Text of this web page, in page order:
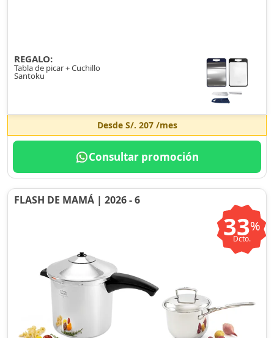
REGALO:
Tabla de picar + Cuchillo
Santoku
Desde S/. 207/mes
Consultar promoción
FLASH DE MAMÁ | 2026 - 6
33%
Dcto.